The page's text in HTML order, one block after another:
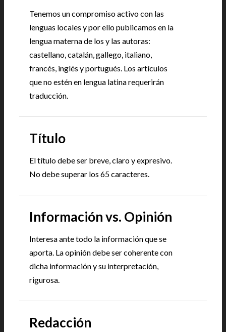
Tenemos un compromiso activo con las
lenguas locales y por ello publicamos en la
lengua materna de los y las autoras:
castellano, catalán, gallego, italiano,
francés, inglés y portugués. Los artículos
que no estén en lengua latina requerirán
traducción.
Título
El título debe ser breve, claro y expresivo.
No debe superar los 65 caracteres.
Información vs. Opinión
Interesa ante todo la información que se
aporta. La opinión debe ser coherente con
dicha información y su interpretación,
rigurosa.
Redacción